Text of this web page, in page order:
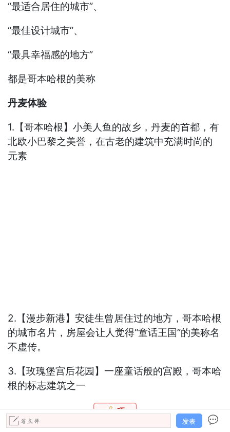
“最适合居住的城市”、
“最佳设计城市”、
“最具幸福感的地方”
都是哥本哈根的美称
丹麦体验
1.【哥本哈根】小美人鱼的故乡，丹麦的首都，有
北欧小巴黎之美誉，在古老的建筑中充满时尚的
元素
2.【漫步新港】安徒生曾居住过的地方，哥本哈根
的城市名片，房屋会让人觉得“童话王国”的美称名
不虚传。
3.【玫瑰堡宫后花园】一座童话般的宫殿，哥本哈
根的标志建筑之一
发表